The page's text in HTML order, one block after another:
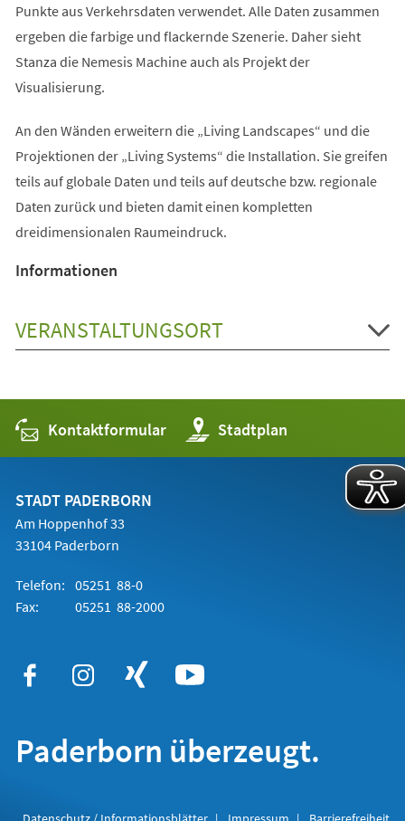
Punkte aus Verkehrsdaten verwendet. Alle Daten zusammen
ergeben die farbige und flackernde Szenerie. Daher sieht
Stanza die Nemesis Machine auch als Projekt der
Visualisierung.
An den Wänden erweitern die „Living Landscapes“ und die
Projektionen der „Living Systems“ die Installation. Sie greifen
teils auf globale Daten und teils auf deutsche bzw. regionale
Daten zurück und bieten damit einen kompletten
dreidimensionalen Raumeindruck.
Informationen
VERANSTALTUNGSORT
Kontaktformular Stadtplan
(Öffnet
in
einem
STADT PADERBORN
Am Hoppenhof 33
33104 Paderborn
Telefon: 05251 88-0
Fax:
05251 88-2000
Paderborn überzeugt.